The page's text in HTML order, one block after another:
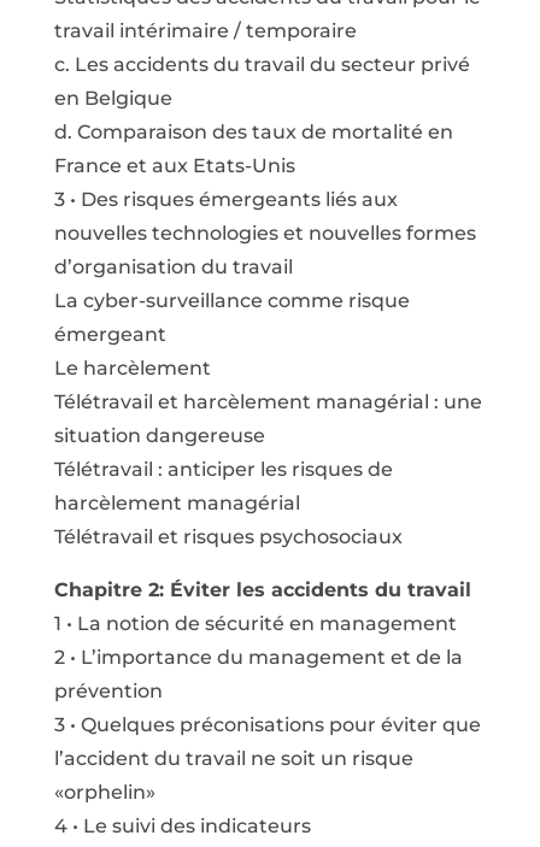
travail intérimaire / temporaire
c. Les accidents du travail du secteur privé
en Belgique
d. Comparaison des taux de mortalité en
France et aux Etats-Unis
3 • Des risques émergeants liés aux
nouvelles technologies et nouvelles formes
d’organisation du travail
La cyber-surveillance comme risque
émergeant
Le harcèlement
Télétravail et harcèlement managérial : une
situation dangereuse
Télétravail : anticiper les risques de
harcèlement managérial
Télétravail et risques psychosociaux
Chapitre 2: Éviter les accidents du travail
1 • La notion de sécurité en management
2 • L’importance du management et de la
prévention
3 • Quelques préconisations pour éviter que
l’accident du travail ne soit un risque
«orphelin»
4 • Le suivi des indicateurs